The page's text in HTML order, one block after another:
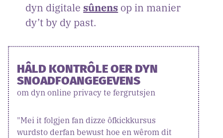
dyn digitalesûnens op in manier
dy’t by dy past.
HÂLD KONTRÔLE OER DYN
SNOADFOANGEGEVENS
om dyn online privacy te fergrutsjen
"Mei it folgjen fan dizze ôfkickkursus
wurdsto derfan bewust hoe en wêrom dit